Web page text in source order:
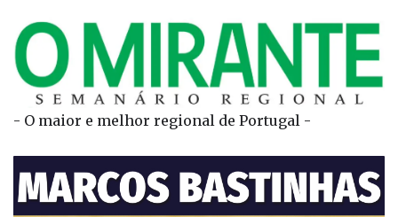
- O maior e melhor regional de Portugal -